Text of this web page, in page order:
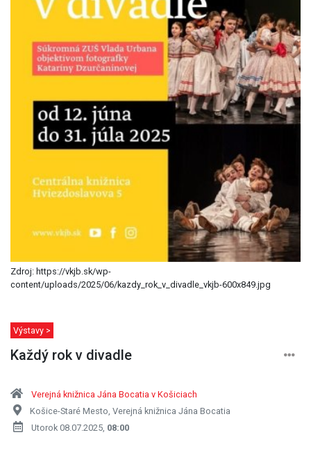
Zdroj: https://vkjb.sk/wp-
content/uploads/2025/06/kazdy_rok_v_divadle_vkjb-600x849.jpg
Výstavy >
Každý rok v divadle
Verejná knižnica Jána Bocatia v Košiciach
Košice-Staré Mesto, Verejná knižnica Jána Bocatia
Utorok 08.07.2025, 08:00